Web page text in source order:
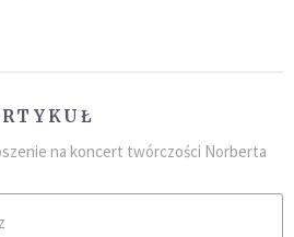
na koncert twórczości Norberta